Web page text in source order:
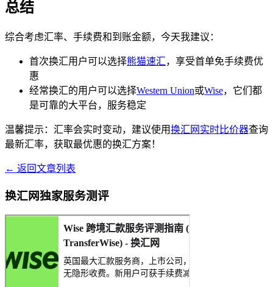
总结
综合考虑汇率、手续费和到账金额，今天我建议：
首次换汇用户可以选择熊猫速汇，享受首单免手续费优
惠
经常换汇的用户可以选择Western Union或Wise，它们都
是可靠的大平台，服务稳定
温馨提示：汇率会实时变动，建议使用换汇网实时比价器查询
最新汇率，获取最优惠的换汇方案！
← 返回文章列表
换汇网独家服务测评